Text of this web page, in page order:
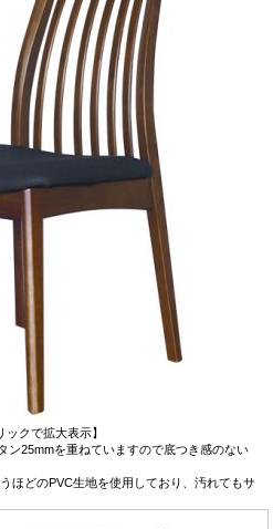
ックで拡大表示】
ン25mmを重ねていますので底つき感のない
ほどのPVC生地を使用しており、汚れてもサ